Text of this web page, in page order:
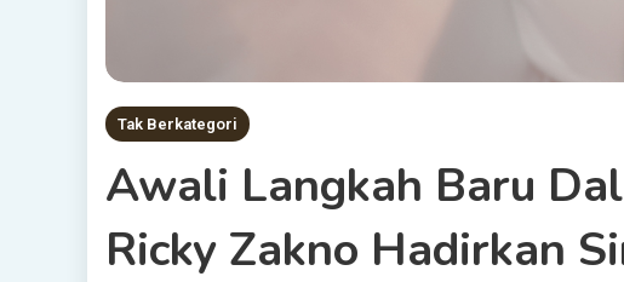
Tak Berkategori
Awali Langkah Baru
Ricky Zakno Hadirkan